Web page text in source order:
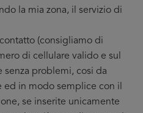
la mia zona, il servizio di
(consigliamo di
di cellulare valido e sul
problemi, cosi da
in modo semplice con il
se inserite unicamente